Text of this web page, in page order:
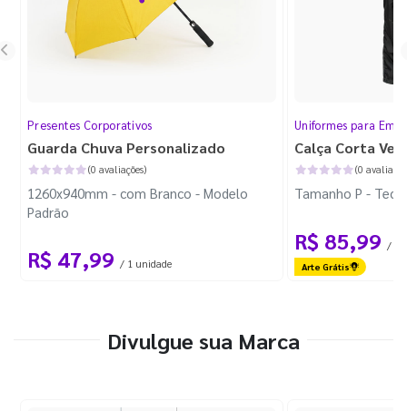
Presentes Corporativos
Guarda Chuva Personalizado
(0 avaliações)
1260x940mm - com Branco - Modelo
Padrão
R$ 47,99 / 1 unidade
Uniformes para
Calça Corta
(0
Tamanho P -
R$ 85,99 / 1
Arte Grátis
Divulgue sua Marca